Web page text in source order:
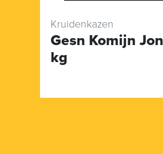
Kruidenkazen
Gesn Komijn
kg